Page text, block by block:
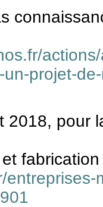
projet-
2018, pour
entreprises-